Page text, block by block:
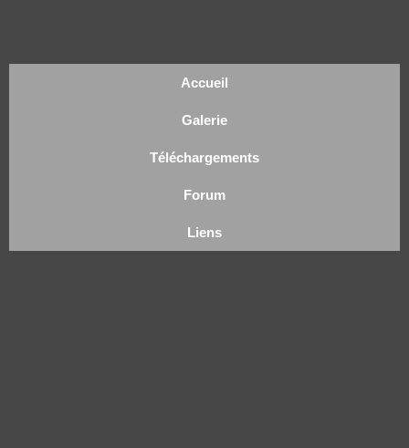
Accueil
Galerie
Téléchargements
Forum
Liens